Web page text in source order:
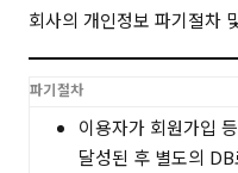
회사의 개인정보 파기절차
파기절차
이용자가 회원가입
달성된 후 별도의